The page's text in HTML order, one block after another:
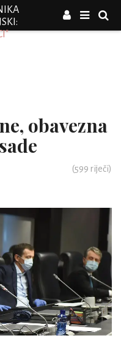
obavezna
(599 riječi)